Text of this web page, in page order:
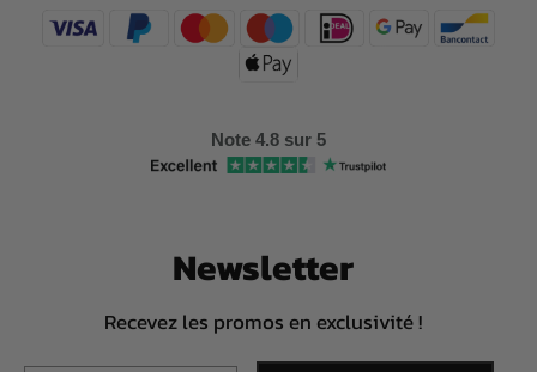
Note 4.8 sur 5
Newsletter
Recevez les promos en exclusivité !